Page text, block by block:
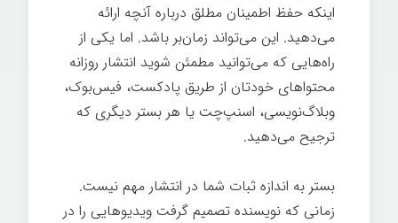
اینکه حفظ اطمینان مطلق درباره آنچه ارائه
می‌دهید. این می‌تواند زمان‌بر باشد. اما یکی از
راه‌هایی که می‌توانید مطمئن شوید انتشار روزانه
محتواهای خودتان از طریق پادکست، فیس‌بوک،
وبلاگ‌نویسی، اسنپ‌چت یا هر بستر دیگری که
ترجیح می‌دهید.
بستر به اندازه ثبات شما در انتشار مهم نیست.
زمانی که نویسنده تصمیم گرفت ویدیوهایی را در